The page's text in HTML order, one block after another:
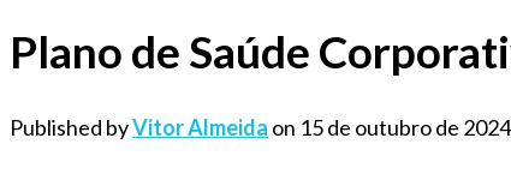
Plano de Saúde
Published byVitor Almeida on 15 de outubro de 2024